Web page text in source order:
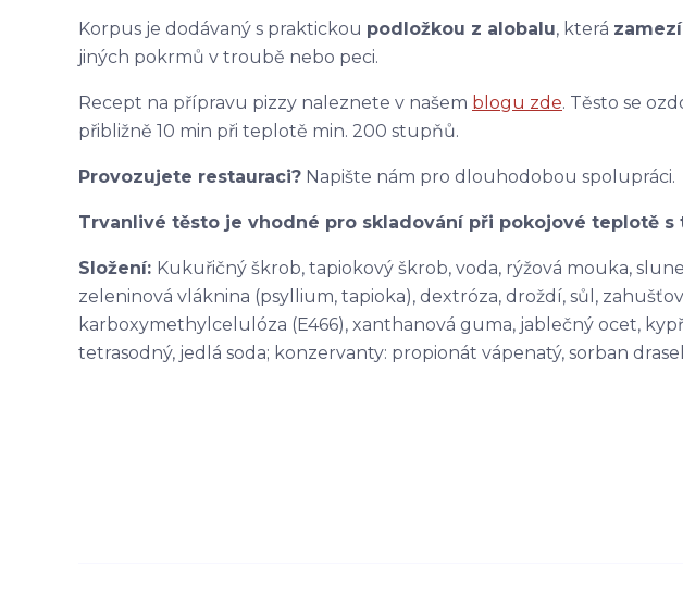
Korpus je dodávaný s praktickou podložkou z alobalu, která
jiných pokrmů v troubě nebo peci.
Recept na přípravu pizzy naleznete v našem blogu zde. Těsto se
přibližně 10 min při teplotě min. 200 stupňů.
Provozujete restauraci? Napište nám pro dlouhodobou spolupráci.
Trvanlivé těsto je vhodné pro skladování při pokojové teplotě s
Složení: Kukuřičný škrob, tapiokový škrob, voda, rýžová mouka,
zeleninová vláknina (psyllium, tapioka), dextróza, droždí, sůl,
karboxymethylcelulóza (E466), xanthanová guma, jablečný ocet,
tetrasodný, jedlá soda; konzervanty: propionát vápenatý, sorban